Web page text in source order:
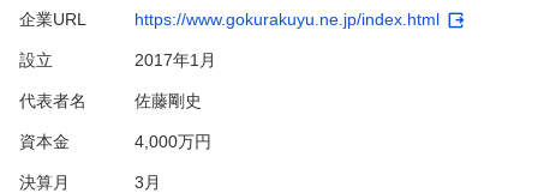
企業URL https://www.gokurakuyu.ne.jp/index.html
設立 2017年1月
代表者名 佐藤剛史
資本金 4,000万円
決算月 3 月